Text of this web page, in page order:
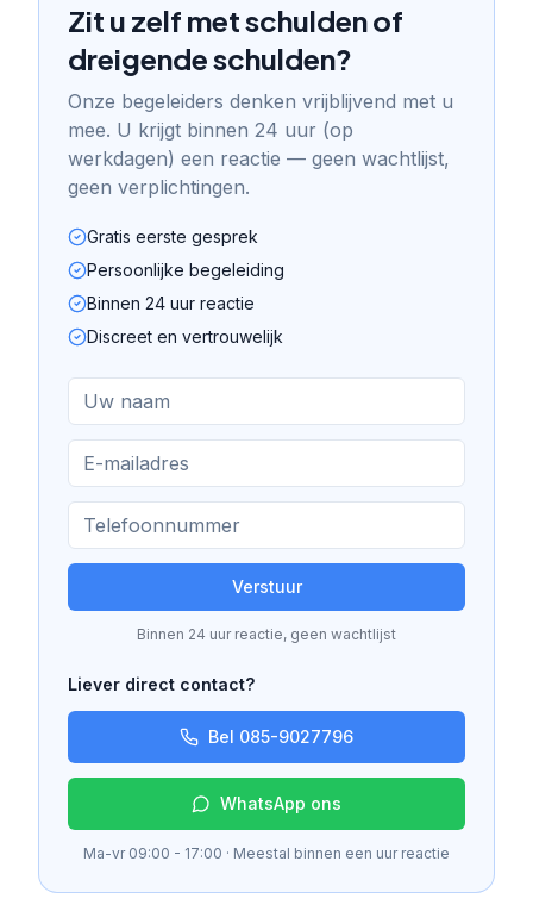
Zit u zelf met schulden of
dreigende schulden?
Onze begeleiders denken vrijblijvend met u
mee. U krijgt binnen 24 uur (op
werkdagen) een reactie — geen wachtlijst,
geen verplichtingen.
Gratis eerste gesprek
Persoonlijke begeleiding
Binnen 24 uur reactie
Discreet en vertrouwelijk
Verstuur
Binnen 24 uur reactie, geen wachtlijst
Liever direct contact?
Bel 085-9027796
WhatsApp ons
Ma-vr 09:00 - 17:00 · Meestal binnen een uur reactie